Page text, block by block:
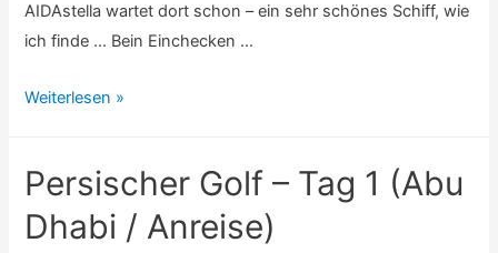
AIDAstella wartet dort schon – ein sehr schönes Schiff, wie
ich finde … Bein Einchecken …
Persischer
Tag
2
Weiterlesen »
Persischer Golf – Tag 1 (Abu
Dhabi / Anreise)